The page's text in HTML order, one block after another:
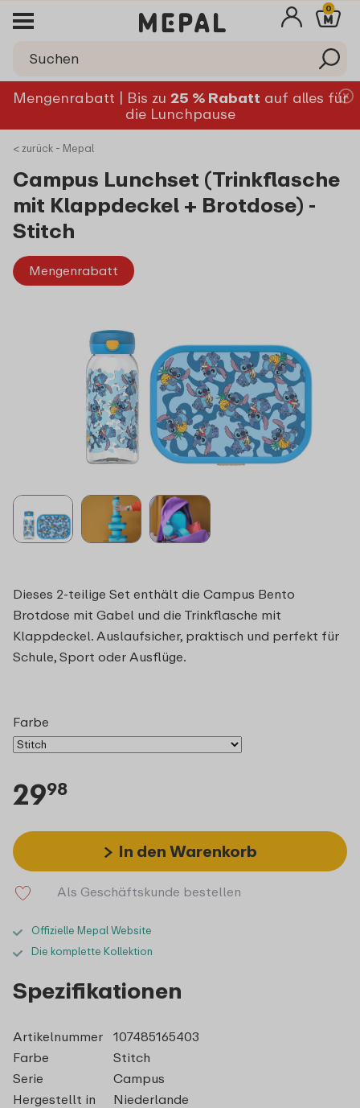
0
Mengenrabatt | Bis zu 25 % Rabatt auf alles für
die Lunchpause
< zurück - Mepal
Campus Lunchset (Trinkflasche
mit Klappdeckel + Brotdose) -
Stitch
Mengenrabatt
Dieses 2-teilige Set enthält die Campus Bento
Brotdose mit Gabel und die Trinkflasche mit
Klappdeckel. Auslaufsicher, praktisch und perfekt für
Schule, Sport oder Ausflüge.
Farbe
2998
In den Warenkorb
Als Geschäftskunde bestellen
Offizielle Mepal Website
Die komplette Kollektion
Spezifikationen
Artikelnummer
107485165403
Farbe
Stitch
Serie
Campus
Hergestellt in
Niederlande